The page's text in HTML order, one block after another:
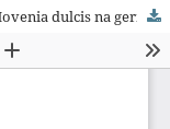
Interferência alelopática de extratos de Hovenia dulcis na germinação e desenvolvimento de Parapiptadenia rigida